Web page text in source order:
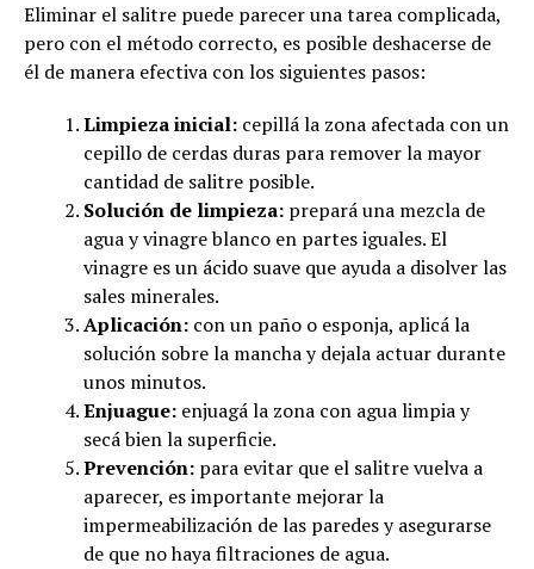
Eliminar el salitre puede parecer una tarea complicada,
pero con el método correcto, es posible deshacerse de
él de manera efectiva con los siguientes pasos:
Limpieza inicial: cepillá la zona afectada con un
cepillo de cerdas duras para remover la mayor
cantidad de salitre posible.
Solución de limpieza: prepará una mezcla de
agua y vinagre blanco en partes iguales. El
vinagre es un ácido suave que ayuda a disolver las
sales minerales.
Aplicación: con un paño o esponja, aplicá la
solución sobre la mancha y dejala actuar durante
unos minutos.
Enjuague: enjuagá la zona con agua limpia y
secá bien la superficie.
Prevención: para evitar que el salitre vuelva a
aparecer, es importante mejorar la
impermeabilización de las paredes y asegurarse
de que no haya filtraciones de agua.